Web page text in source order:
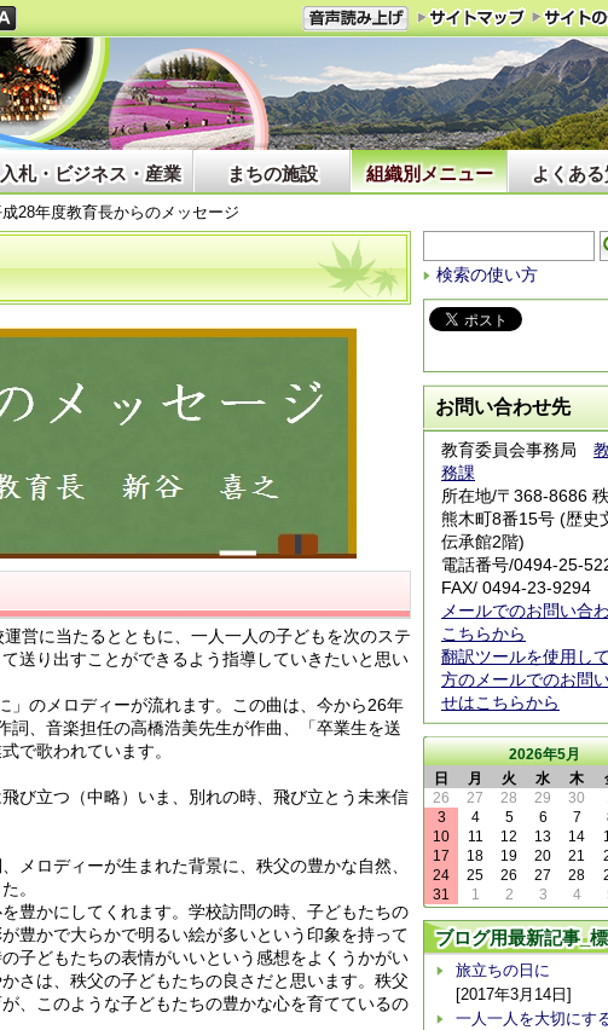
入札・ビジネス・産業 まちの施設 組織別メニュー よくある
28年度教育長からのメッセージ
営に当たるとともに、一人一人の子どもを次のステ
送り出すことができるよう指導していきたいと思い
のメロディーが流れます。この曲は、今から26年
、音楽担任の高橋浩美先生が作曲、「卒業生を送
で歌われています。
び立つ（中略）いま、別れの時、飛び立とう未来信
ロディーが生まれた背景に、秩父の豊かな自然、
。
豊かにしてくれます。学校訪問の時、子どもたちの
豊かで大らかで明るい絵が多いという印象を持って
子どもたちの表情がいいという感想をよくうかがい
さは、秩父の子どもたちの良さだと思います。秩父
、このような子どもたちの豊かな心を育てているの
検索の使い方
お問い合わせ先
教育委員会事務局
務課
所在地/〒368-8686
熊木町8番15号 (歴史
伝承館2階)
電話番号/0494-25-
FAX/ 0494-23-9294
メールでのお問い合
こちらから
翻訳ツールを使用し
方のメールでのお問
せはこちらから
2026年5月
日
月 火 水 木
26
27 28 29 30
3
4 5 6 7
10
11 12 13 14
17
18 19 20 21
24
25 26 27 28
31
1 2 3 4
ブログ用最新記事_
旅立ちの日に
[2017年3月14日]
一人一人を大切にす